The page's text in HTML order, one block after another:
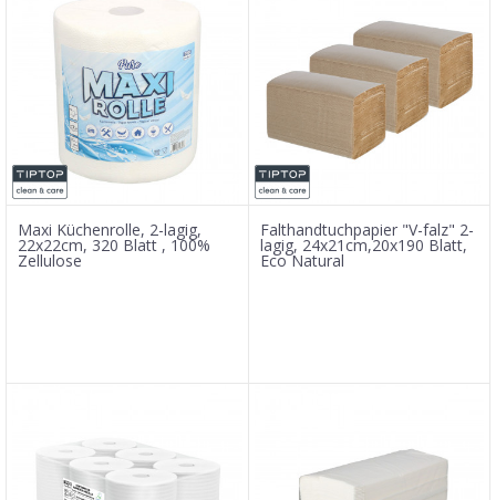
Maxi Küchenrolle, 2-lagig,
22x22cm, 320 Blatt , 100%
Zellulose
Falthandtuchpapier "V-falz" 2-
lagig, 24x21cm,20x190 Blatt,
Eco Natural